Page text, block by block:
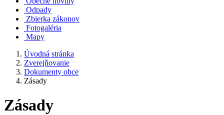
Odpady
Zbierka zákonov
Fotogaléria
Mapy
Úvodná stránka
Zverejňovanie
Dokumenty obce
Zásady
Zásady